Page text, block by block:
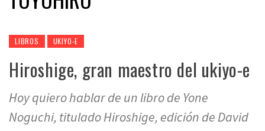
LIBROS UKIYO-E
Hiroshige, gran maestro del ukiyo-e
Hoy quiero hablar de un libro de Yone
Noguchi, titulado Hiroshige, edición de David